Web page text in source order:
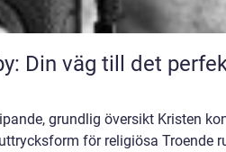
Din väg till det
grundlig översikt Kristen
för religiösa Troende